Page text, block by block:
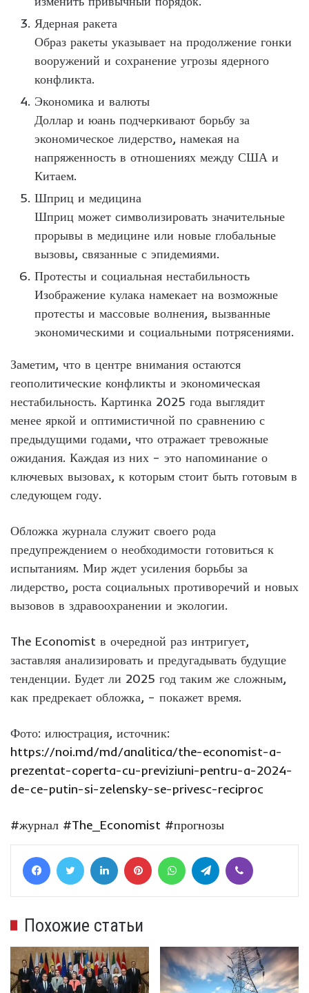
Ядерная ракета
Образ ракеты указывает на продолжение гонки
вооружений и сохранение угрозы ядерного
конфликта.
Экономика и валюты
Доллар и юань подчеркивают борьбу за
экономическое лидерство, намекая на
напряженность в отношениях между США и
Китаем.
Шприц и медицина
Шприц может символизировать значительные
прорывы в медицине или новые глобальные
вызовы, связанные с эпидемиями.
Протесты и социальная нестабильность
Изображение кулака намекает на возможные
протесты и массовые волнения, вызванные
экономическими и социальными потрясениями.
Заметим, что в центре внимания остаются
геополитические конфликты и экономическая
нестабильность. Картинка 2025 года выглядит
менее яркой и оптимистичной по сравнению с
предыдущими годами, что отражает тревожные
ожидания. Каждая из них – это напоминание о
ключевых вызовах, к которым стоит быть готовым в
следующем году.
Обложка журнала служит своего рода
предупреждением о необходимости готовиться к
испытаниям. Мир ждет усиления борьбы за
лидерство, роста социальных противоречий и новых
вызовов в здравоохранении и экологии.
The Economist в очередной раз интригует,
заставляя анализировать и предугадывать будущие
тенденции. Будет ли 2025 год таким же сложным,
как предрекает обложка, – покажет время.
Фото: илюстрация, источник:
https://noi.md/md/analitica/the-economist-a-
prezentat-coperta-cu-previziuni-pentru-a-2024-
de-ce-putin-si-zelensky-se-privesc-reciproc
#журнал #The_Economist #прогнозы
FacebookTwitter LinkedIn Pinterest WhatsAppTelegram
Похожие статьи